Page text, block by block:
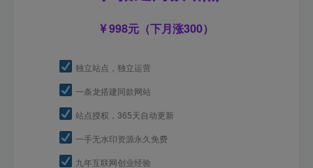
998元（下月涨300）
独立站点，独立运营
一条龙搭建同款网站
站点授权，365天自动更新
一手无水印资源永久免费
九年互联网创业经验